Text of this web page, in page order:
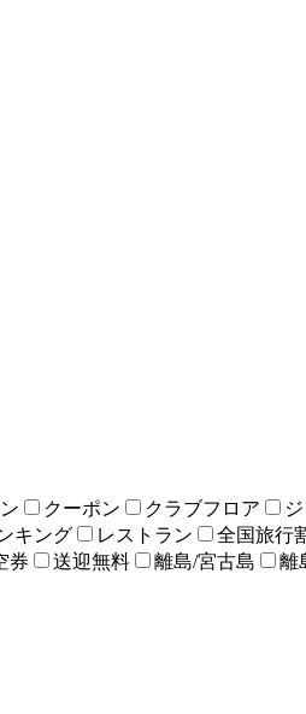
クーポン クラブフロア
キング レストラン 全国旅行
券 送迎無料 離島/宮古島 離